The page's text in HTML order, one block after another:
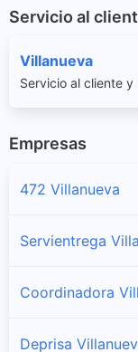
Servicio al
Villanueva
Servicio al cliente y
Empresas
472 Villanueva
Servientrega
Coordinadora
Deprisa